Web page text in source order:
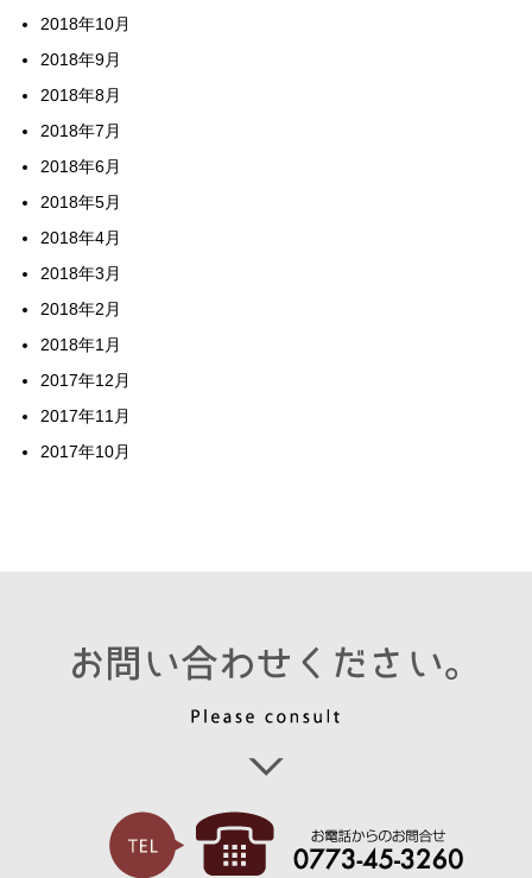
2018年10月
2018年9月
2018年8月
2018年7月
2018年6月
2018年5月
2018年4月
2018年3月
2018年2月
2018年1月
2017年12月
2017年11月
2017年10月